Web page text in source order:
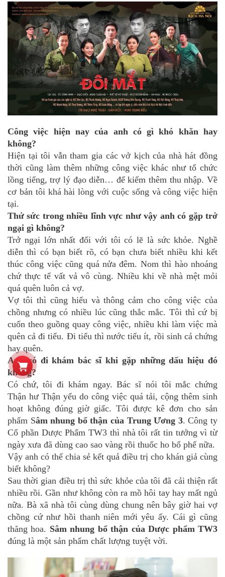
Công việc hiện nay của anh có gì khó khăn hay
không?
Hiện tại tôi vẫn tham gia các vở kịch của nhà hát đồng
thời cũng làm thêm những công việc khác như tổ chức
lồng tiếng, trợ lý đạo diễn… để kiếm thêm thu nhập. Về
cơ bản tôi khá hài lòng với cuộc sống và công việc hiện
tại.
Thử sức trong nhiều lĩnh vực như vậy anh có gặp trở
ngại gì không?
Trở ngại lớn nhất đối với tôi có lẽ là sức khỏe. Nghề
diễn thì có bạn biết rõ, có bạn chưa biết nhiều khi kết
thúc công việc cũng quá nửa đêm. Nom thì hào nhoáng
chứ thực tế vất vả vô cùng. Nhiều khi về nhà mệt mỏi
quá quên luôn cả vợ.
Vợ tôi thì cũng hiểu và thông cảm cho công việc của
chồng nhưng có nhiều lúc cũng thắc mắc. Tôi thì cứ bị
cuốn theo guồng quay công việc, nhiều khi làm việc mà
quên cả đi tiểu. Đi tiểu thì nước tiểu ít, rồi sinh cả chứng
hay quên.
Anh có đi khám bác sĩ khi gặp những dấu hiệu đó
không?
Có chứ, tôi đi khám ngay. Bác sĩ nói tôi mắc chứng
Thận hư Thận yếu do công việc quá tải, cộng thêm sinh
hoạt không đúng giờ giấc. Tôi được kê đơn cho sản
phẩm Sâm nhung bổ thận của Trung Ương 3. Công ty
Cổ phần Dược Phẩm TW3 thì nhà tôi rất tin tưởng vì từ
ngày xưa đã dùng cao sao vàng rồi thuốc ho bổ phế nữa.
Vậy anh có thể chia sẻ kết quả điều trị cho khán giả cùng
biết không?
Sau thời gian điều trị thì sức khỏe của tôi đã cải thiện rất
nhiều rồi. Gần như không còn ra mồ hôi tay hay mất ngủ
nữa. Bà xã nhà tôi cùng dùng chung nên bây giờ hai vợ
chồng cứ như hồi thanh niên mới yêu ấy. Cái gì cũng
thăng hoa. Sâm nhung bổ thận của Dược phẩm TW3
đúng là một sản phẩm chất lượng tuyệt vời.